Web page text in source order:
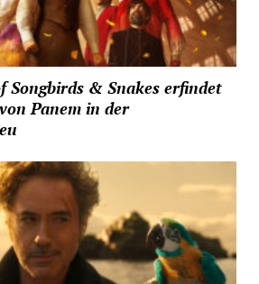
Songbirds & Snakes erfindet
Panem in der